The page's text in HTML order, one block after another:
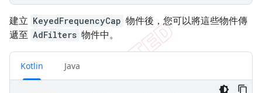
建立 KeyedFrequencyCap 物件後，您可以將這些物件傳
遞至 AdFilters 物件中。
Kotlin Java